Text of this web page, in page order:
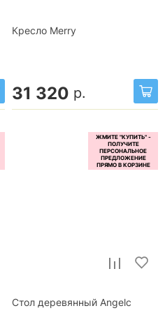
Кресло Merry
31 320 р.
Стол деревянный Angelс